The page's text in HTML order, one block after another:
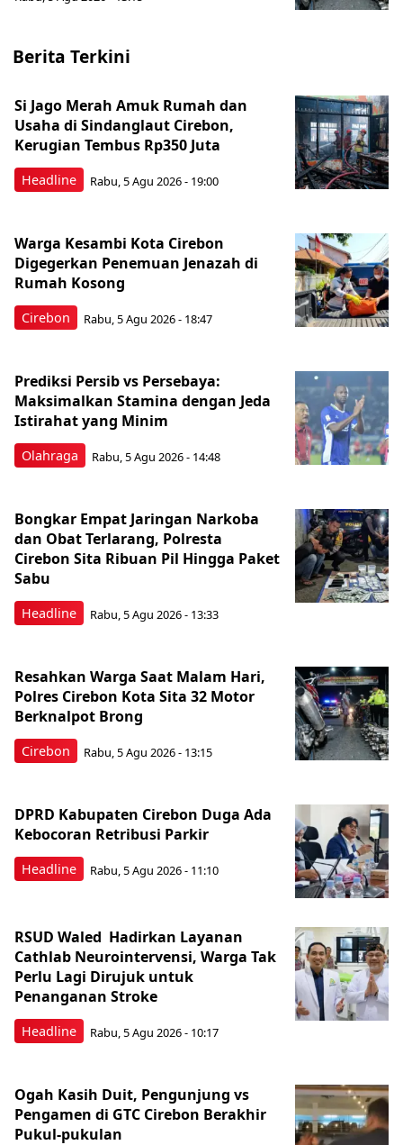
Berita Terkini
Headline
Si Jago Merah Amuk Rumah dan
Usaha di Sindanglaut Cirebon,
Kerugian Tembus Rp350 Juta
Rabu, 5 Agu 2026 - 19:00
Cirebon
Warga Kesambi Kota Cirebon
Digegerkan Penemuan Jenazah di
Rumah Kosong
Rabu, 5 Agu 2026 - 18:47
Olahraga
Prediksi Persib vs Persebaya:
Maksimalkan Stamina dengan Jeda
Istirahat yang Minim
Rabu, 5 Agu 2026 - 14:48
Headline
Bongkar Empat Jaringan Narkoba
dan Obat Terlarang, Polresta
Cirebon Sita Ribuan Pil Hingga Paket
Sabu
Rabu, 5 Agu 2026 - 13:33
Cirebon
Resahkan Warga Saat Malam Hari,
Polres Cirebon Kota Sita 32 Motor
Berknalpot Brong
Rabu, 5 Agu 2026 - 13:15
Headline
DPRD Kabupaten Cirebon Duga Ada
Kebocoran Retribusi Parkir
Rabu, 5 Agu 2026 - 11:10
Headline
RSUD Waled Hadirkan Layanan
Cathlab Neurointervensi, Warga Tak
Perlu Lagi Dirujuk untuk
Penanganan Stroke
Rabu, 5 Agu 2026 - 10:17
Ogah Kasih Duit, Pengunjung vs
Pengamen di GTC Cirebon Berakhir
Pukul-pukulan